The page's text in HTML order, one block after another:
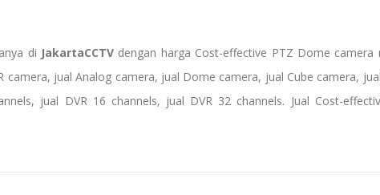
di JakartaCCTV dengan harga Cost-effective PTZ Dome camera
camera, jual Analog camera, jual Dome camera, jual Cube camera,
jual DVR 16 channels, jual DVR 32 channels. Jual Cost-